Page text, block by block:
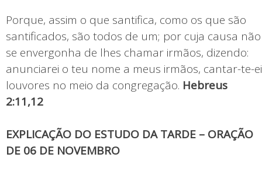
Porque, assim o que santifica, como os que são
santificados, são todos de um; por cuja causa não
se envergonha de lhes chamar irmãos, dizendo:
anunciarei o teu nome a meus irmãos, cantar-te-ei
louvores no meio da congregação. Hebreus
2:11,12
EXPLICAÇÃO DO ESTUDO DA TARDE – ORAÇÃO
DE 06 DE NOVEMBRO